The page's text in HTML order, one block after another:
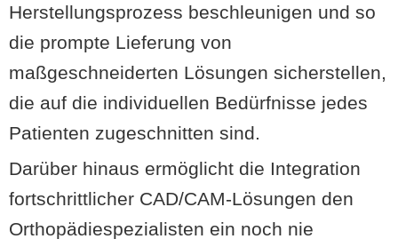
Herstellungsprozess beschleunigen und so
die prompte Lieferung von
maßgeschneiderten Lösungen sicherstellen,
die auf die individuellen Bedürfnisse jedes
Patienten zugeschnitten sind.
Darüber hinaus ermöglicht die Integration
fortschrittlicher CAD/CAM-Lösungen den
Orthopädiespezialisten ein noch nie